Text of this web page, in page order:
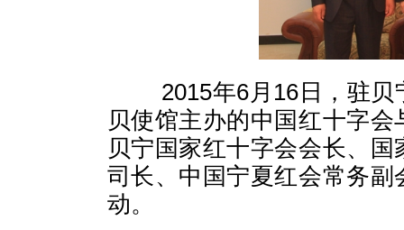
2015年6月 16日，驻
贝使馆主办的中国红十字
贝宁国家红十字会会长、
司长、中国宁夏红会常务
动。